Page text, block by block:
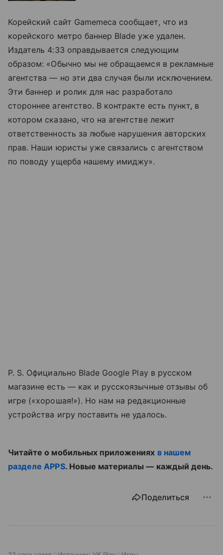
Корейский сайт Gamemeca сообщает, что из
корейского метро баннер Blade уже удален.
Издатель 4:33 оправдывается следующим
образом: «Обычно мы не обращаемся в рекламные
агентства — но эти два случая были исключением.
Эти баннер и ролик для нас разработало
стороннее агентство. В контракте есть пункт, в
котором сказано, что на агентстве лежит
ответственность за любые нарушения авторских
прав. Наши юристы уже связались с агентством
по поводу ущерба нашему имиджу».
P. S. Официально Blade Google Play в русском
магазине есть — как и русскоязычные отзывы об
игре («хорошая!»). Но нам на редакционные
устройства игру поставить не удалось.
Читайте о мобильных приложениях в нашем
разделе APPS. Новые материалы — каждый день.
Поделиться